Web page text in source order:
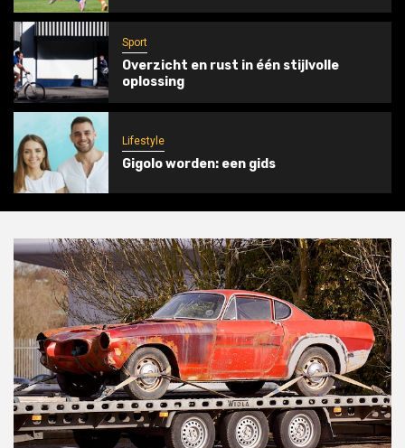
Sport
Overzicht en rust in één stijlvolle
oplossing
Lifestyle
Gigolo worden: een gids